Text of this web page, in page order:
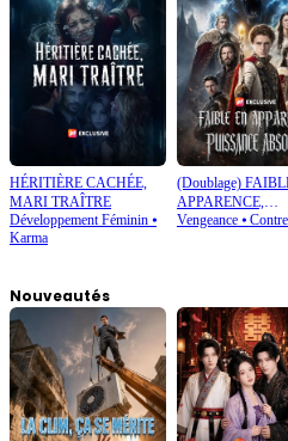
HÉRITIÈRE CACHÉE,
MARI TRAÎTRE
Développement Féminin ⦁
Karma
(Doublage)
APPARENCE,
PUISSANCE
Vengeance⦁
Nouveautés